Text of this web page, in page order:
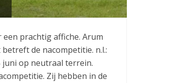
prachtig affiche. Arum
de nacompetitie. n.l.:
juni op neutraal terrein.
Zij hebben in de